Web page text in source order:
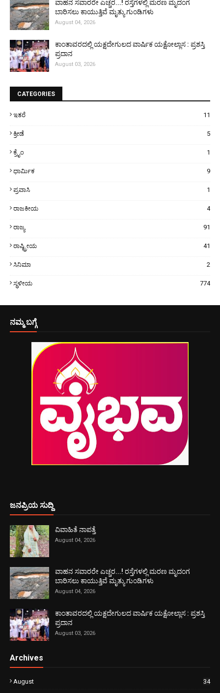
ವಾಹನ ಸವಾರರೇ ಎಚ್ಚರ...! ರಸ್ತೆಗಳಲ್ಲಿ ಮರಣ ಮೃದಂಗ
ಬಾರಿಸಲು ಕಾಯುತ್ತಿವೆ ಮೃತ್ಯು ಗುಂಡಿಗಳು
August 04, 2026
ಕಾಂತಾವರದಲ್ಲಿ ಯಕ್ಷದೇಗುಲದ ವಾರ್ಷಿಕ ಯಕ್ಷೋಲ್ಲಾಸ : ಪ್ರಶಸ್ತಿ
ಪ್ರದಾನ
August 03, 2026
CATEGORIES
ಇತರೆ 11
ಕ್ರೀಡೆ 5
ಕ್ರೈಂ 1
ಧಾರ್ಮಿಕ 9
ಪ್ರವಾಸಿ 1
ರಾಜಕೀಯ 4
ರಾಜ್ಯ 91
ರಾಷ್ಟ್ರೀಯ 41
ಸಿನಿಮಾ 2
ಸ್ಥಳೀಯ 774
ನಮ್ಮ ಬಗ್ಗೆ
ಜನಪ್ರಿಯ ಸುದ್ದಿ
ವಿವಾಹಿತೆ ನಾಪತ್ತೆ
August 04, 2026
ವಾಹನ ಸವಾರರೇ ಎಚ್ಚರ...! ರಸ್ತೆಗಳಲ್ಲಿ ಮರಣ ಮೃದಂಗ
ಬಾರಿಸಲು ಕಾಯುತ್ತಿವೆ ಮೃತ್ಯು ಗುಂಡಿಗಳು
August 04, 2026
ಕಾಂತಾವರದಲ್ಲಿ ಯಕ್ಷದೇಗುಲದ ವಾರ್ಷಿಕ ಯಕ್ಷೋಲ್ಲಾಸ : ಪ್ರಶಸ್ತಿ
ಪ್ರದಾನ
August 03, 2026
Archives
August 34